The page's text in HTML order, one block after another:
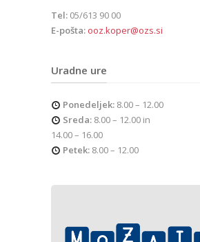
Tel: 05/613 90 00
E-pošta: ooz.koper@ozs.si
Uradne ure
Ponedeljek: 8.00 – 12.00
Sreda: 8.00 – 12.00 in
14.00 – 16.00
Petek: 8.00 – 12.00